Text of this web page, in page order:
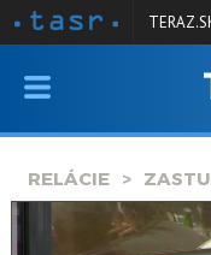
VYSIELANIE
RELÁCIE